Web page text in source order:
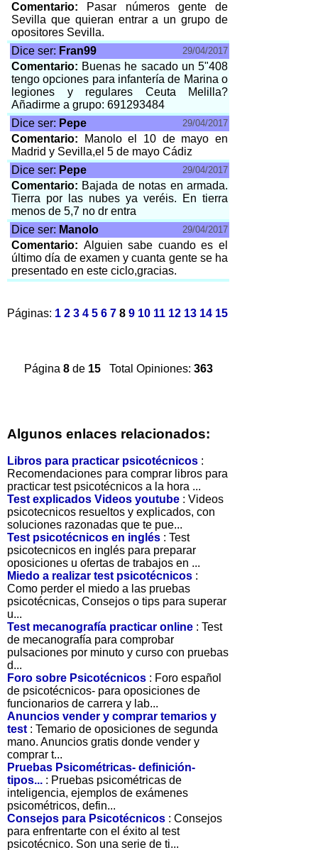
Comentario:
Pasar números gente de
Sevilla que quieran entrar a un grupo de
opositores Sevilla.
Dice ser: Fran99 29/04/2017
Comentario: Buenas he sacado un 5"408
tengo opciones para infantería de Marina o
legiones y regulares Ceuta Melilla?
Añadirme a grupo: 691293484
Dice ser: Pepe 29/04/2017
Comentario:
Manolo el 10 de mayo en
Madrid y Sevilla,el 5 de mayo Cádiz
Dice ser: Pepe 29/04/2017
Comentario: Bajada de notas en armada.
Tierra por las nubes ya veréis. En tierra
menos de 5,7 no dr entra
Dice ser: Manolo 29/04/2017
Comentario: Alguien sabe cuando es el
último día de examen y cuanta gente se ha
presentado en este ciclo,gracias.
Páginas: 1 2 3 4 5 6 7 8 9 10 11 12 13 14 15
Página 8de 15 Total Opiniones: 363
Algunos enlaces relacionados:
Libros para practicar psicotécnicos :
Recomendaciones para comprar libros para
practicar test psicotécnicos a la hora ...
Test explicados Videos youtube : Videos
psicotecnicos resueltos y explicados, con
soluciones razonadas que te pue...
Test psicotécnicos en inglés : Test
psicotecnicos en inglés para preparar
oposiciones u ofertas de trabajos en ...
Miedo a realizar test psicotécnicos :
Como perder el miedo a las pruebas
psicotécnicas, Consejos o tips para superar
u...
Test mecanografía practicar online : Test
de mecanografía para comprobar
pulsaciones por minuto y curso con pruebas
d...
Foro sobre Psicotécnicos : Foro español
de psicotécnicos- para oposiciones de
funcionarios de carrera y lab...
Anuncios vender y comprar temarios y
test : Temario de oposiciones de segunda
mano. Anuncios gratis donde vender y
comprar t...
Pruebas Psicométricas- definición-
tipos... : Pruebas psicométricas de
inteligencia, ejemplos de exámenes
psicométricos, defin...
Consejos para Psicotécnicos : Consejos
para enfrentarte con el éxito al test
psicotécnico. Son una serie de ti...